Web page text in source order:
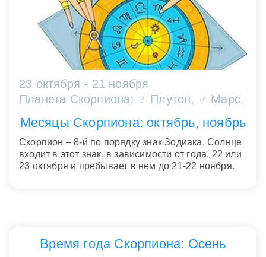
23 октября - 21 ноября
Планета Скорпиона: ♇ Плутон, ♂ Марс.
Месяцы Скорпиона: октябрь, ноябрь
Скорпион – 8-й по порядку знак Зодиака. Солнце
входит в этот знак, в зависимости от года, 22 или
23 октября и пребывает в нем до 21-22 ноября.
Время года Скорпиона: Осень